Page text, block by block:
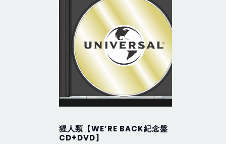
猩人類【WE’RE BACK紀念盤
CD+DVD】